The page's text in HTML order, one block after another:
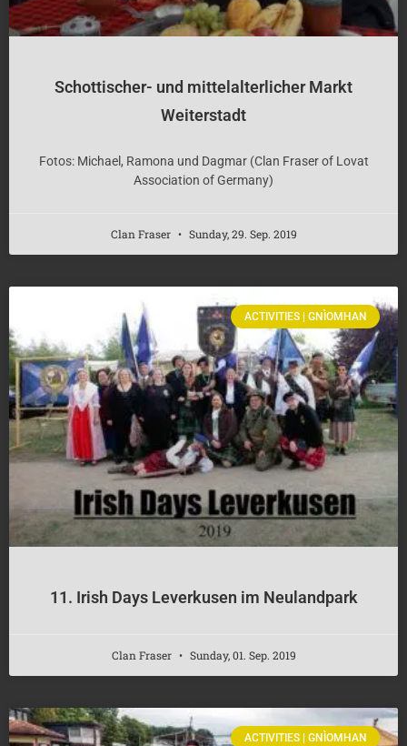
Schottischer- und mittelalterlicher Markt
Weiterstadt
Fotos: Michael, Ramona und Dagmar (Clan Fraser of Lovat
Association of Germany)
Clan Fraser Sunday, 29. Sep. 2019
ACTIVITIES | GNÌOMHAN
11. Irish Days Leverkusen im Neulandpark
Clan Fraser Sunday, 01. Sep. 2019
ACTIVITIES | GNÌOMHAN